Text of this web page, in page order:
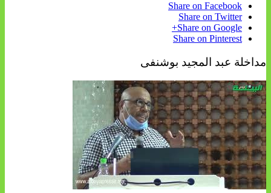
Share on Facebook
Share on Twitter
Share on Google+
Share on Pinterest
مداخلة عبد المجيد بوشنفى